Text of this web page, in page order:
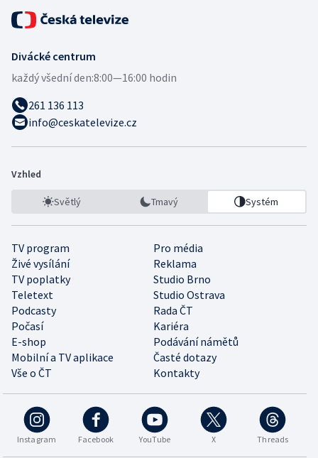
Divácké centrum
každý všední den:8:00—16:00 hodin
261 136 113
info@ceskatelevize.cz
Vzhled
Světlý Tmavý Systém
TV program
Pro média
Živé vysílání
Reklama
TV poplatky
Studio Brno
Teletext
Studio Ostrava
Podcasty
Rada ČT
Počasí
Kariéra
E-shop
Podávání námětů
Mobilní a TV aplikace
Časté dotazy
Vše o ČT
Kontakty
Instagram Facebook YouTube X Threads